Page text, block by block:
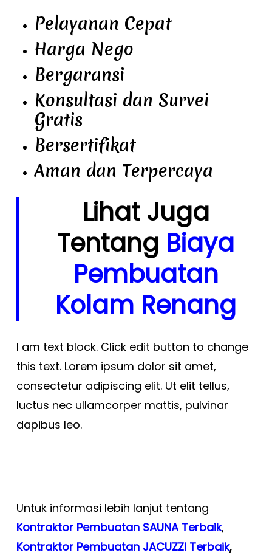
Pelayanan Cepat
Harga Nego
Bergaransi
Konsultasi dan Survei
Gratis
Bersertifikat
Aman dan Terpercaya
Lihat Juga
Tentang Biaya
Pembuatan
Kolam Renang
I am text block. Click edit button to change
this text. Lorem ipsum dolor sit amet,
consectetur adipiscing elit. Ut elit tellus,
luctus nec ullamcorper mattis, pulvinar
dapibus leo.
Untuk informasi lebih lanjut tentang
Kontraktor Pembuatan SAUNA Terbaik,
Kontraktor Pembuatan JACUZZI Terbaik,